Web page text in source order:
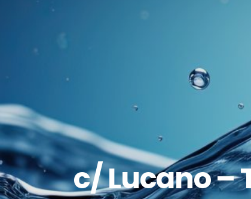
c/ Lucano –